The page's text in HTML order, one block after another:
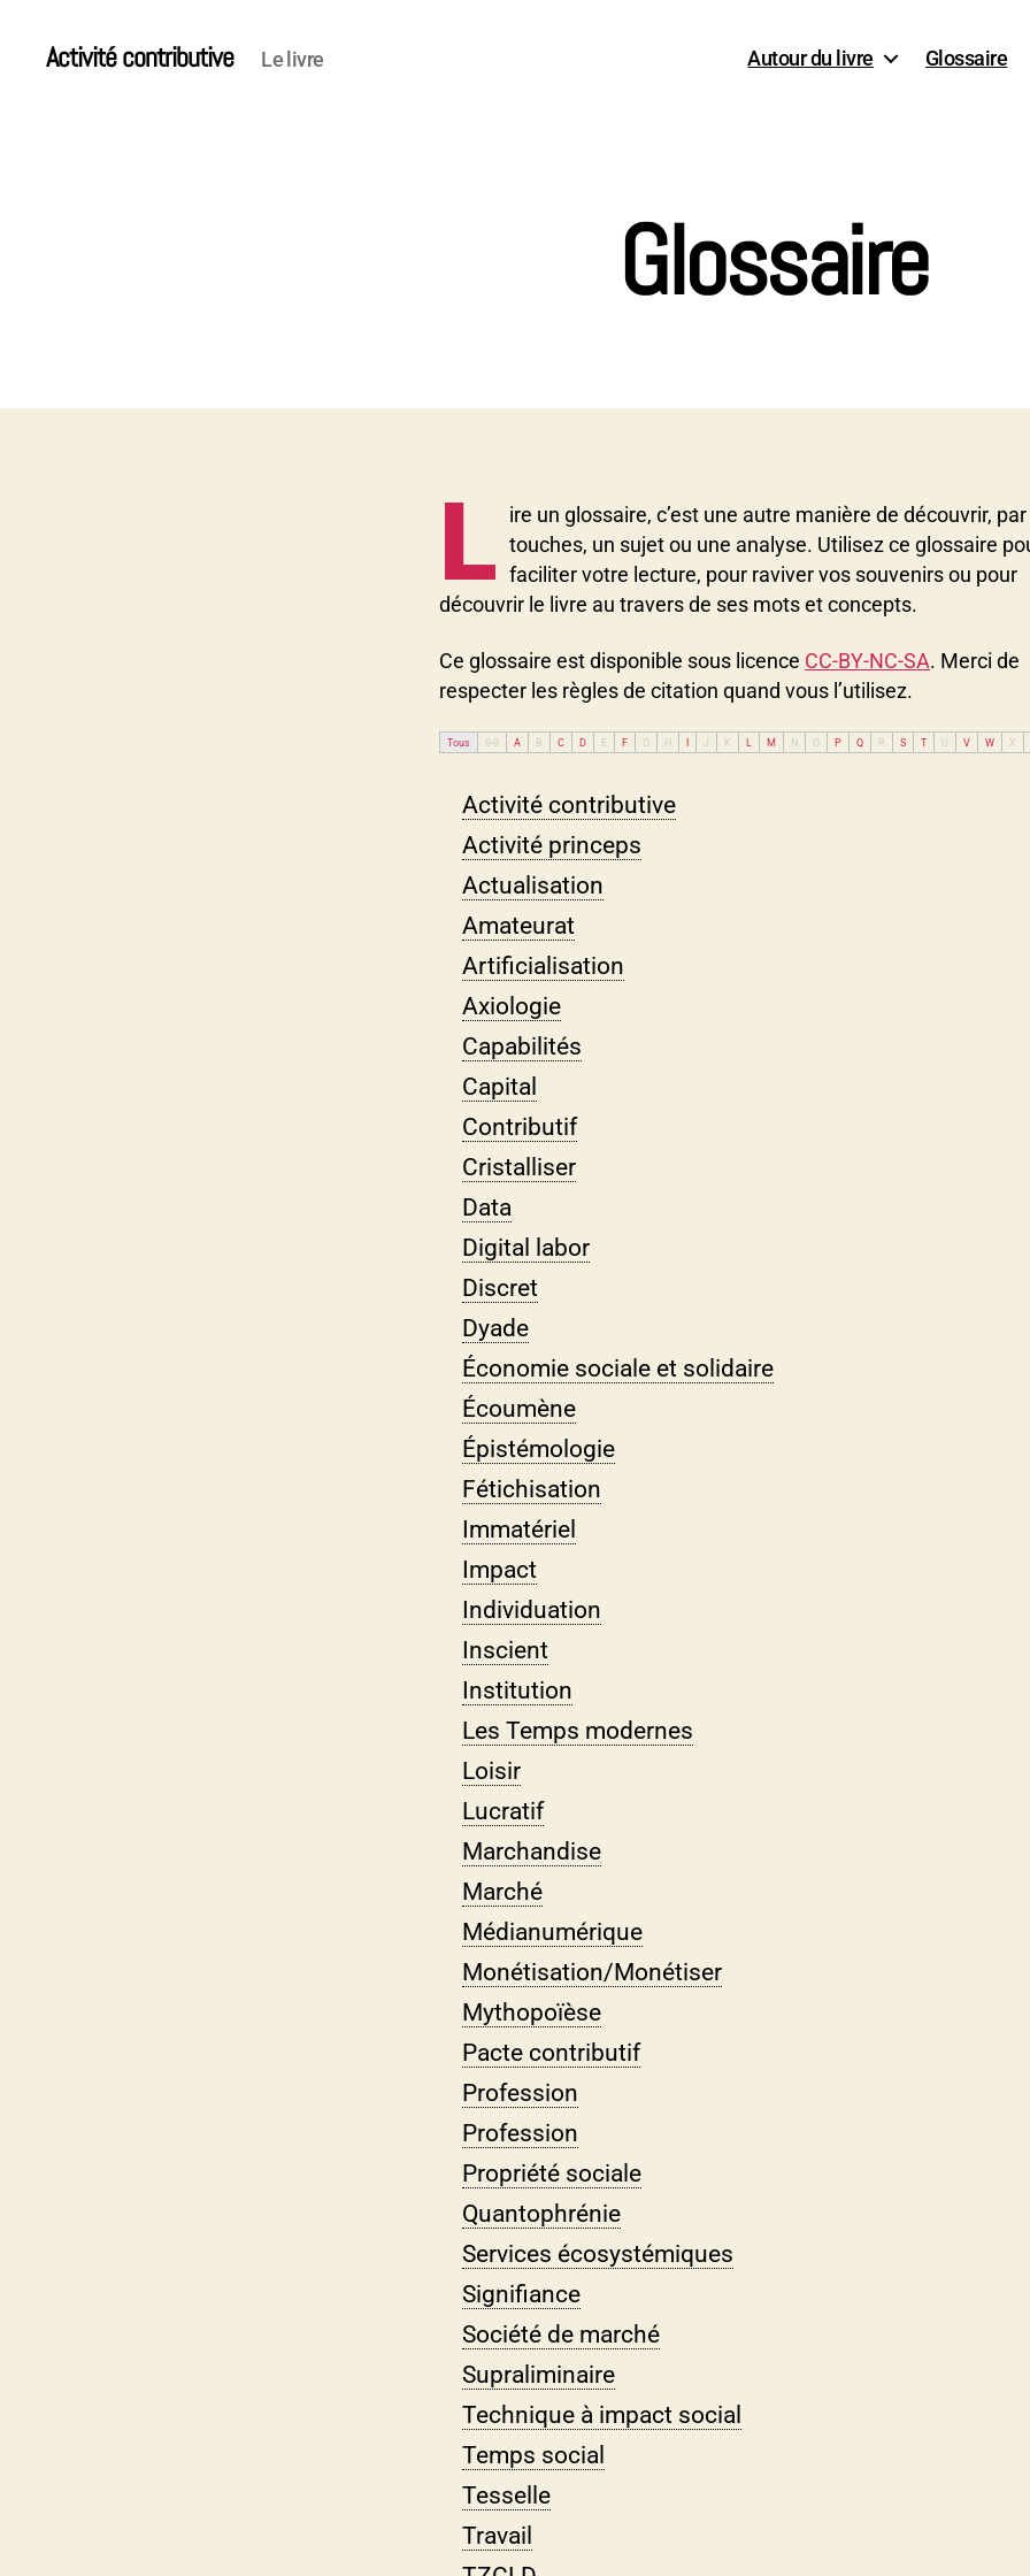
Activité contributive Le livre Autour du livre Glossaire
Glossaire
L
ire un glossaire, c’est une autre manière de découvrir, par
touches, un sujet ou une analyse. Utilisez ce glossaire
faciliter votre lecture, pour raviver vos souvenirs ou pour
découvrir le livre au travers de ses mots et concepts.
Ce glossaire est disponible sous licence CC-BY-NC-SA. Merci de
respecter les règles de citation quand vous l’utilisez.
Tous 0-9 A B C D E F G H I J K L M N O P Q R S T U V W X
Activité contributive
Activité princeps
Actualisation
Amateurat
Artificialisation
Axiologie
Capabilités
Capital
Contributif
Cristalliser
Data
Digital labor
Discret
Dyade
Économie sociale et solidaire
Écoumène
Épistémologie
Fétichisation
Immatériel
Impact
Individuation
Inscient
Institution
Les Temps modernes
Loisir
Lucratif
Marchandise
Marché
Médianumérique
Monétisation/Monétiser
Mythopoïèse
Pacte contributif
Profession
Profession
Propriété sociale
Quantophrénie
Services écosystémiques
Signifiance
Société de marché
Supraliminaire
Technique à impact social
Temps social
Tesselle
Travail